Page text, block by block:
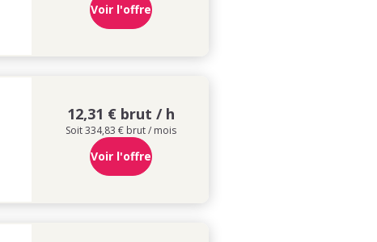
Voir l'offre
12,31 € brut / h
Soit 334,83 € brut / mois
Voir l'offre